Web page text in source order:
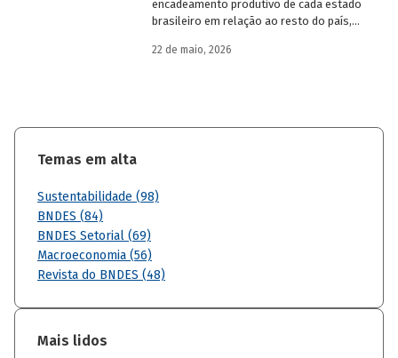
encadeamento produtivo de cada estado
brasileiro em relação ao resto do país,
quanto o estímulo a um estado ou setor
22 de maio, 2026
Temas em alta
Sustentabilidade (98)
BNDES (84)
BNDES Setorial (69)
Macroeconomia (56)
Revista do BNDES (48)
Mais lidos